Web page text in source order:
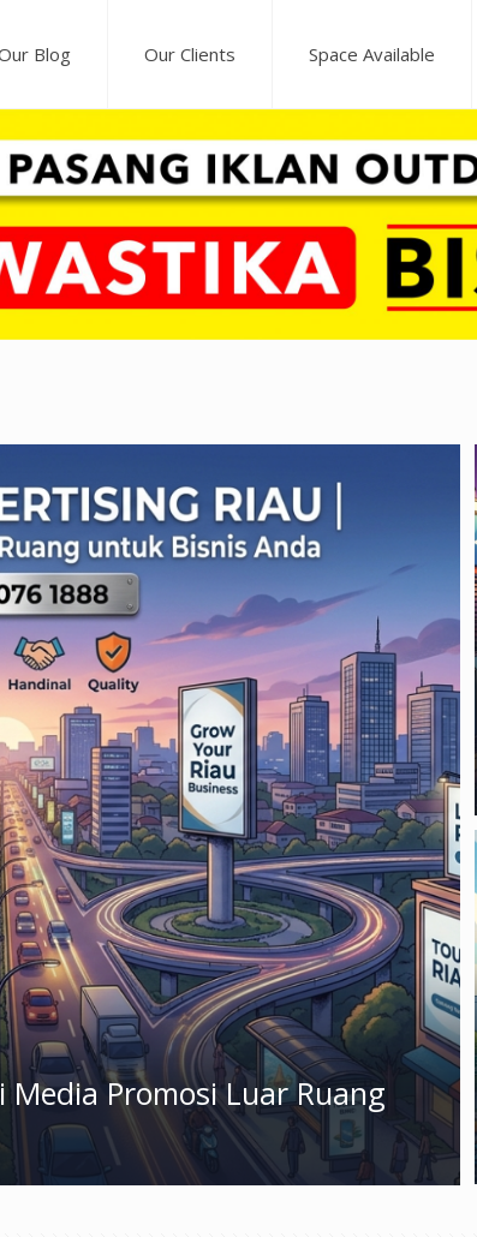
Blog Our Clients Space Available
Promosi Luar Ruang